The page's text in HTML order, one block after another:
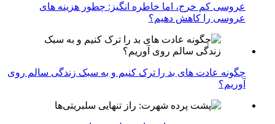
عروسی کم خرج، اما خاطره انگیز: چطور هزینه های
عروسی را کاهش دهیم؟
چگونه عادت‌ های بد را ترک کنیم و به سبک زندگی سالم روی
آوریم؟